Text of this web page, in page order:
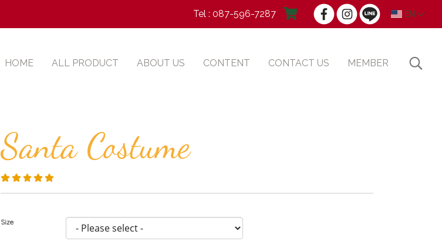
Tel : 087-596-7287 EN
HOME ALL PRODUCT ABOUT US CONTENT CONTACT US MEMBER
Santa Costume
Size